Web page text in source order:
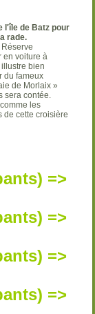
l'île de Batz pour
rade.
en voiture à
bien
du fameux
de Morlaix »
sera contée.
les
de cette croisière
=>
=>
=>
=>